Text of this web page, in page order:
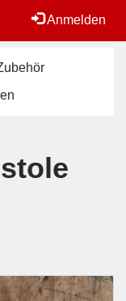
Anmelden